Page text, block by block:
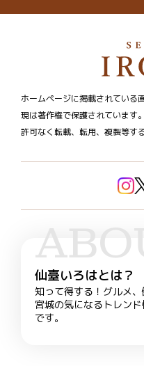
ホームページに掲載されている
現は著作権で保護されています。
許可なく転載、転用、複製等す
仙臺いろはとは？
知って得する！グルメ、
宮城の気になるトレン
です。